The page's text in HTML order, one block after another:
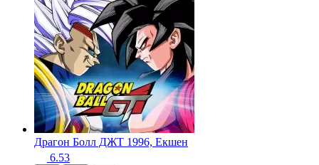
Драгон Болл ДЖТ 1996, Екшен
6.53